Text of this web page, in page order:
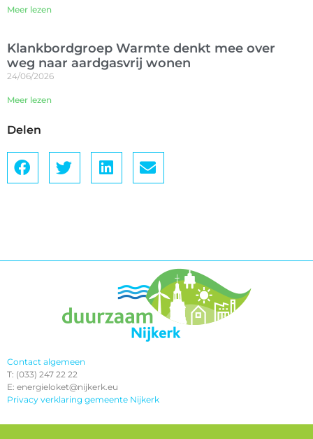
Meer lezen
Klankbordgroep Warmte denkt mee over
weg naar aardgasvrij wonen
24/06/2026
Meer lezen
Delen
Contact algemeen
T: (033) 247 22 22
E: energieloket@nijkerk.eu
Privacy verklaring gemeente Nijkerk